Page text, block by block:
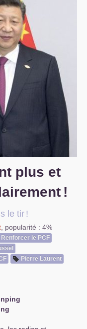
plus et
!
le tir !
popularité : 4%
le PCF
Pierre Laurent